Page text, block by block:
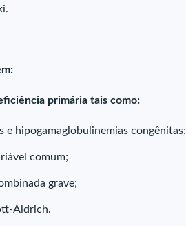
primária tais como:
e hipogamaglobulinemias congênitas;
comum;
grave;
Aldrich.